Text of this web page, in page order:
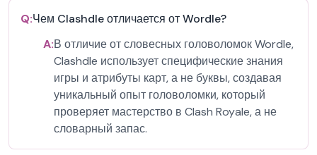
Q:Чем Clashdle отличается от Wordle?
A:В отличие от словесных головоломок Wordle,
Clashdle использует специфические знания
игры и атрибуты карт, а не буквы, создавая
уникальный опыт головоломки, который
проверяет мастерство в Clash Royale, а не
словарный запас.